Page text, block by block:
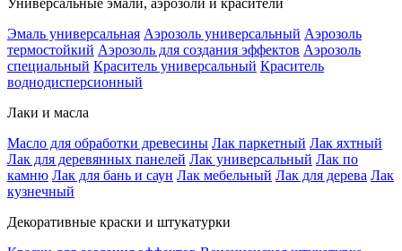
Универсальные эмали, аэрозоли и красители
Эмаль универсальная Аэрозоль универсальный Аэрозоль
термостойкий Аэрозоль для создания эффектов Аэрозоль
специальный Краситель универсальный Краситель
воднодисперсионный
Лаки и масла
Масло для обработки древесины Лак паркетный Лак яхтный
Лак для деревянных панелей Лак универсальный Лак по
камню Лак для бань и саун Лак мебельный Лак для дерева Лак
кузнечный
Декоративные краски и штукатурки